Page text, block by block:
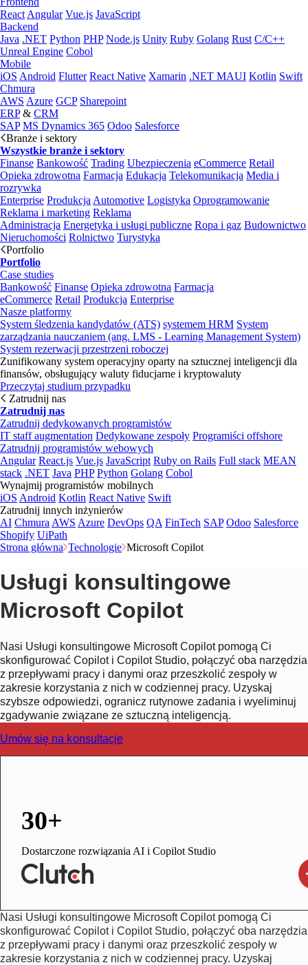
React Angular Vue.js JavaScript
Backend
Java .NET Python PHP Node.js Unity Ruby Golang Rust C/C++
Unreal Engine Cobol
Mobile
iOS Android Flutter React Native Xamarin .NET MAUI Kotlin Swift
Chmura
AWS Azure GCP Sharepoint
ERP& CRM
SAP MS Dynamics 365 Odoo Salesforce
Branże i sektory
Wszystkie branże i sektory
Finanse Bankowość Trading Ubezpieczenia eCommerce Retail
Opieka zdrowotna Farmacja Edukacja Telekomunikacja Media i
rozrywka
Enterprise Produkcja Automotive Logistyka Oprogramowanie
Reklama i marketing Reklama
Administracja Energetyka i usługi publiczne Ropa i gaz Budownictwo
Nieruchomości Rolnictwo Turystyka
Portfolio
Portfolio
Case studies
Bankowość Finanse Opieka zdrowotna Farmacja
eCommerce Retail Produkcja Enterprise
Nasze platformy
System śledzenia kandydatów (ATS) systemem HRM System
zarządzania nauczaniem (ang. LMS - Learning Management System)
System rezerwacji przestrzeni roboczej
Zunifikowany system operacyjny oparty na sztucznej inteligencji dla
finansów, obsługujący waluty fiducjarne i kryptowaluty
Przeczytaj studium przypadku
Zatrudnij nas
Zatrudnij nas
Zatrudnij dedykowanych programistów
IT staff augmentation Dedykowane zespoły Programiści offshore
Zatrudnij programistów webowych
Angular React.js Vue.js JavaScript Ruby on Rails Full stack MEAN
stack .NET Java PHP Python Golang Cobol
Wynajmij programistów mobilnych
iOS Android Kotlin React Native Swift
Zatrudnij innych inżynierów
AI Chmura AWS Azure DevOps QA FinTech SAP Odoo Salesforce
Shopify UiPath
Strona główna Technologie Microsoft Copilot
Usługi konsultingowe
Microsoft Copilot
Nasi Usługi konsultingowe Microsoft Copilot pomogą Ci
skonfigurować Copilot i Copilot Studio, połączyć oba narzędzia
z przepływami pracy i danymi oraz przeszkolić zespoły w
zakresie korzystania z nich w codziennej pracy. Uzyskaj
szybsze odpowiedzi, ogranicz rutynowe zadania i wyeliminuj
zgadywanie związane ze sztuczną inteligencją.
Umów się na konsultacje
30+
Dostarczone rozwiązania AI i Copilot Studio
Nasi Usługi konsultingowe Microsoft Copilot pomogą Ci
skonfigurować Copilot i Copilot Studio, połączyć oba narzędzia
z przepływami pracy i danymi oraz przeszkolić zespoły w
zakresie korzystania z nich w codziennej pracy. Uzyskaj